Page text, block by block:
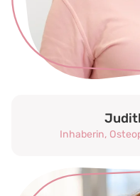
Inhaberin,